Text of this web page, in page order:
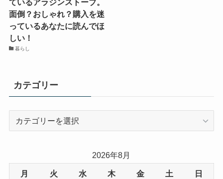
ているアラジンストーブ。
面倒？おしゃれ？購入を迷
っているあなたに読んでほ
しい！
暮らし
カテゴリー
ー
2026年8月
月 火 水 木 金 土 日